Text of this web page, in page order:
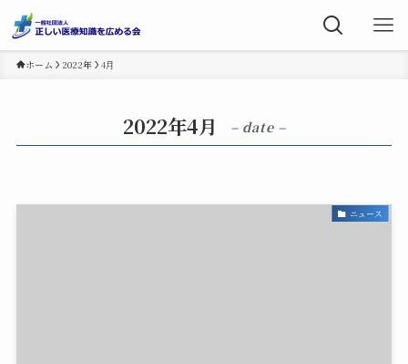
ホーム 2022年 4月
2022年4月 – date –
ニュース